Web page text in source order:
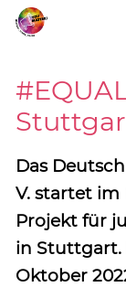
BLOG
Das
V. startet
Projekt für
in Stuttgart.
Oktober